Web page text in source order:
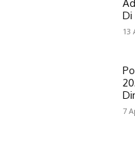
Di
13
7